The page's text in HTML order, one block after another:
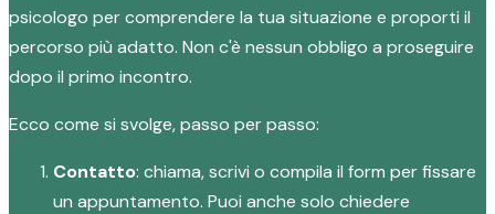
psicologo per comprendere la tua situazione e proporti il
percorso più adatto. Non c'è nessun obbligo a proseguire
dopo il primo incontro.
Ecco come si svolge, passo per passo:
Contatto: chiama, scrivi o compila il form per fissare
un appuntamento. Puoi anche solo chiedere